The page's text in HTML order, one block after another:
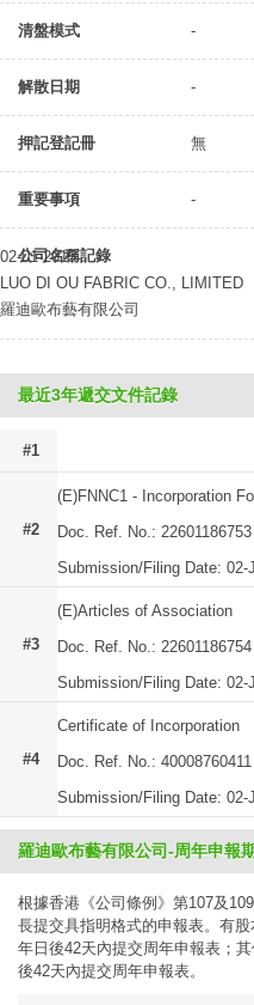
清盤模式 -
解散日期 -
押記登記冊 無
重要事項 -
公司名稱記錄
02-01-2015
LUO DI OU FABRIC CO., LIMITED
羅迪歐布藝有限公司
最近3年遞交文件記錄
#1
#2
(E)FNNC1 - Incorporation
Doc. Ref. No.: 22601186753
Submission/Filing Date: 02-
#3
(E)Articles of Association
Doc. Ref. No.: 22601186754
Submission/Filing Date: 02-
#4
Certificate of Incorporation
Doc. Ref. No.: 40008760411
Submission/Filing Date: 02-
羅迪歐布藝有限公司-周年申報
根據香港《公司條例》第107及
長提交具指明格式的申報表。有
年日後42天內提交周年申報表；
後42天內提交周年申報表。